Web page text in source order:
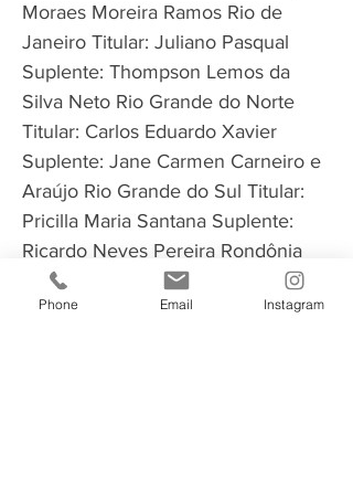
Moraes Moreira Ramos Rio de
Janeiro Titular: Juliano Pasqual
Suplente: Thompson Lemos da
Silva Neto Rio Grande do Norte
Titular: Carlos Eduardo Xavier
Suplente: Jane Carmen Carneiro e
Araújo Rio Grande do Sul Titular:
Pricilla Maria Santana Suplente:
Ricardo Neves Pereira Rondônia
Titular: Luís Fernando Pereira da
Silva Suplente: Antônio Carlos
Phone Email Instagram